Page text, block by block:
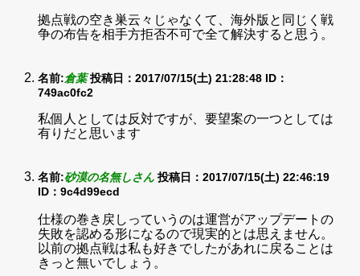
拠点戦の空き巣云々じゃなくて、海外版と同じく戦
争の布告を相手方拒否不可で全て解決すると思う。
名前:倉葉 投稿日：2017/07/15(土) 21:28:48 ID：
749ac0fc2
私個人としては反対ですが、要望案の一つとしては
有りだと思います
名前:砂漠の名無しさん 投稿日：2017/07/15(土) 22:46:19
ID：9c4d99ecd
仕様の巻き戻しっていうのは運営がアップデートの
失敗を認める形になるので現実的とは思えません。
以前の拠点戦は私も好きでしたがあれに戻ることは
きっと無いでしょう。